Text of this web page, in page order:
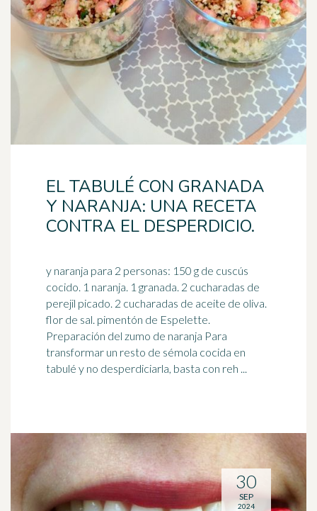
EL TABULÉ CON GRANADA
Y NARANJA: UNA RECETA
CONTRA EL DESPERDICIO.
y naranja para 2 personas: 150 g de cuscús
cocido. 1 naranja. 1 granada. 2 cucharadas de
perejil picado. 2 cucharadas de aceite de oliva.
flor de sal. pimentón de Espelette.
Preparación del zumo de naranja Para
transformar un resto de sémola cocida en
tabulé y no desperdiciarla, basta con reh ...
30
SEP
2024